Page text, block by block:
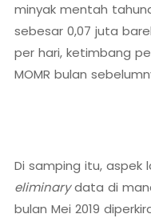
minyak mentah
sebesar 0,07 juta
per hari, ketimbang
MOMR bulan
Di samping itu, aspek
eliminarydata di
bulan Mei 2019